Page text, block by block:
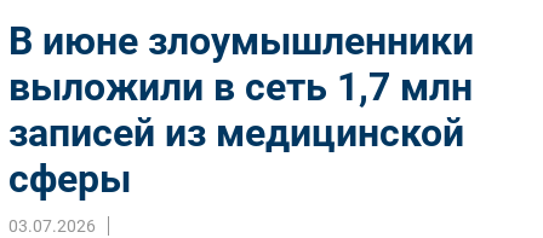
Импорто­замещение
Автоматизация Промышленности
Интернет
Фиксированная связь
Интеграция
В июне злоумышленники
выложили в сеть 1,7 млн
записей из медицинской
сферы
03.07.2026